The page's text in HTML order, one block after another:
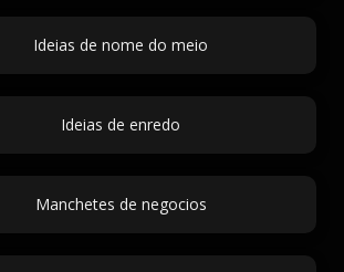
Ideias de nome do meio
Ideias de enredo
Manchetes de negocios